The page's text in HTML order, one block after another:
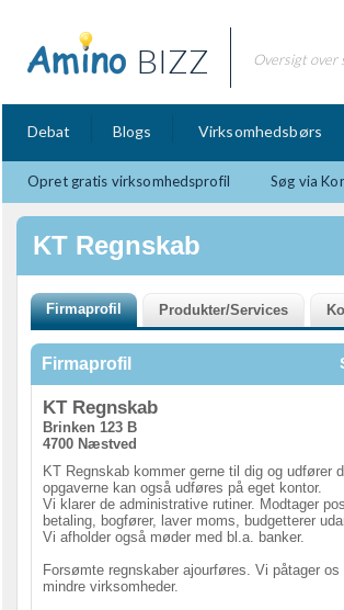
BIZZ Oversigt over
Debat Blogs Virksomhedsbørs
Opret gratis virksomhedsprofil Søg via
KT Regnskab
Firmaprofil
KT Regnskab
Brinken 123 B
4700 Næstved
KT Regnskab kommer gerne til dig og udfører
opgaverne kan også udføres på eget kontor.
Vi klarer de administrative rutiner. Modtager
betaling, bogfører, laver moms, budgetterer
Vi afholder også møder med bl.a. banker.
Forsømte regnskaber ajourføres. Vi påtager
mindre virksomheder.